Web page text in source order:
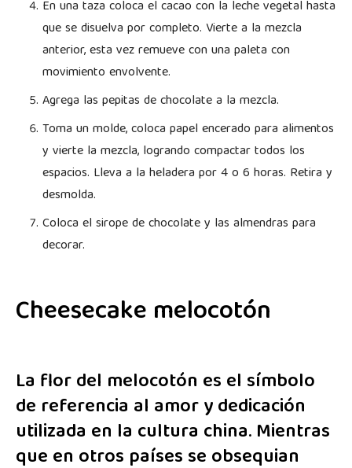
En una taza coloca el cacao con la leche vegetal hasta
que se disuelva por completo. Vierte a la mezcla
anterior, esta vez remueve con una paleta con
movimiento envolvente.
Agrega las pepitas de chocolate a la mezcla.
Toma un molde, coloca papel encerado para alimentos
y vierte la mezcla, logrando compactar todos los
espacios. Lleva a la heladera por 4 o 6 horas. Retira y
desmolda.
Coloca el sirope de chocolate y las almendras para
decorar.
Cheesecake melocotón
La flor del melocotón es el símbolo
de referencia al amor y dedicación
utilizada en la cultura china. Mientras
que en otros países se obsequian